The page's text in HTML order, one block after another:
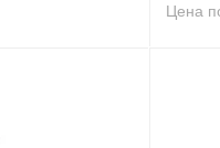
Цена